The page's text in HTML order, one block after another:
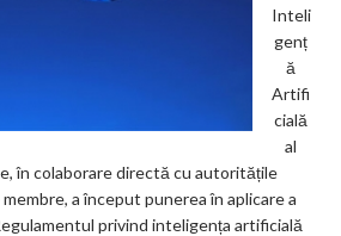
Inteli
genț
ă
Artifi
cială
al
în colaborare directă cu autoritățile
a început punerea în aplicare a
privind inteligența artificială